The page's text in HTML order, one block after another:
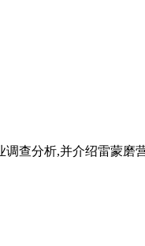
查分析,并介绍雷蒙磨